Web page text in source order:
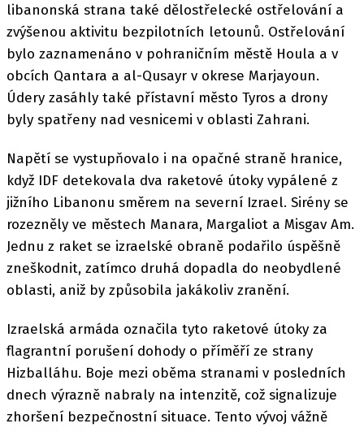
libanonská strana také dělostřelecké ostřelování a
zvýšenou aktivitu bezpilotních letounů. Ostřelování
bylo zaznamenáno v pohraničním městě Houla a v
obcích Qantara a al-Qusayr v okrese Marjayoun.
Údery zasáhly také přístavní město Tyros a drony
byly spatřeny nad vesnicemi v oblasti Zahrani.
Napětí se vystupňovalo i na opačné straně hranice,
když IDF detekovala dva raketové útoky vypálené z
jižního Libanonu směrem na severní Izrael. Sirény se
rozezněly ve městech Manara, Margaliot a Misgav Am.
Jednu z raket se izraelské obraně podařilo úspěšně
zneškodnit, zatímco druhá dopadla do neobydlené
oblasti, aniž by způsobila jakákoliv zranění.
Izraelská armáda označila tyto raketové útoky za
flagrantní porušení dohody o příměří ze strany
Hizballáhu. Boje mezi oběma stranami v posledních
dnech výrazně nabraly na intenzitě, což signalizuje
zhoršení bezpečnostní situace. Tento vývoj vážně